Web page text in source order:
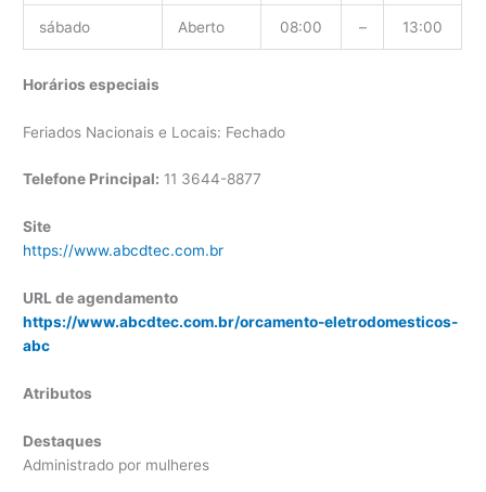
sábado Aberto 08:00 – 13:00
Horários especiais
Feriados Nacionais e Locais: Fechado
Telefone Principal: 11 3644-8877
Site
https://www.abcdtec.com.br
URL de agendamento
https://www.abcdtec.com.br/orcamento-eletrodomesticos-
abc
Atributos
Destaques
Administrado por mulheres